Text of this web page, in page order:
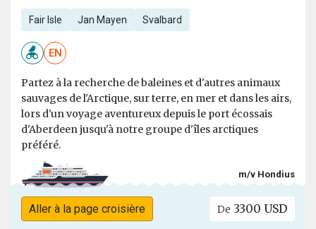
Fair Isle Jan Mayen Svalbard
EN
Partez à la recherche de baleines et d'autres animaux
sauvages de l'Arctique, sur terre, en mer et dans les airs,
lors d'un voyage aventureux depuis le port écossais
d'Aberdeen jusqu'à notre groupe d'îles arctiques
préféré.
m/v Hondius
Aller à la page croisière De 3300 USD